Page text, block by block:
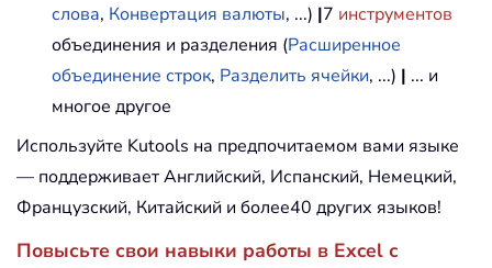
слова, Конвертация валюты, ...) |7 инструментов
объединения и разделения (Расширенное
объединение строк, Разделить ячейки, ...) | ... и
многое другое
Используйте Kutools на предпочитаемом вами языке
— поддерживает Английский, Испанский, Немецкий,
Французский, Китайский и более40 других языков!
Повысьте свои навыки работы в Excel с